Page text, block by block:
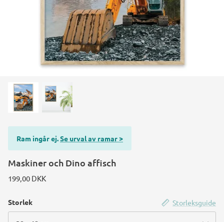
Ram ingår ej.Se urval av ramar >
Maskiner och Dino affisch
199,00 DKK
Storleksguide
Storlek